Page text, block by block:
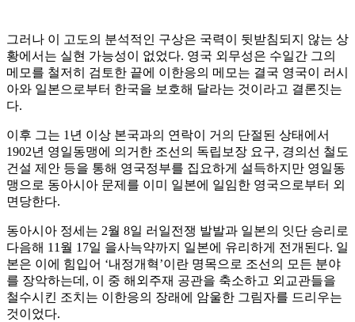
그러나 이 고도의 분석적인 구상은 국력이 뒷받침되지 않는 상
황에서는 실현 가능성이 없었다. 영국 외무성은 수일간 그의
메모를 철저히 검토한 끝에 이한응의 메모는 결국 영국이 러시
아와 일본으로부터 한국을 보호해 달라는 것이라고 결론짓는
다.
이후 그는 1년 이상 본국과의 연락이 거의 단절된 상태에서
1902년 영일동맹에 의거한 조선의 독립보장 요구, 경의선 철도
건설 제안 등을 통해 영국정부를 집요하게 설득하지만 영일동
맹으로 동아시아 문제를 이미 일본에 일임한 영국으로부터 외
면당한다.
동아시아 정세는 2월 8일 러일전쟁 발발과 일본의 잇단 승리로
다음해 11월 17일 을사늑약까지 일본에 유리하게 전개된다. 일
본은 이에 힘입어 ‘내정개혁’이란 명목으로 조선의 모든 분야
를 장악하는데, 이 중 해외주재 공관을 축소하고 외교관들을
철수시킨 조치는 이한응의 장래에 암울한 그림자를 드리우는
것이었다.